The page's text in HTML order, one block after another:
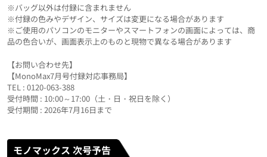
※バッグ以外は付録に含まれません
※付録の色みやデザイン、サイズは変更になる場合があります
※ご使用のパソコンのモニターやスマートフォンの画面によっては、商
品の色合いが、画面表示上のものと現物で異なる場合があります
【お問い合わせ先】
【MonoMax7月号付録対応事務局】
TEL : 0120-063-388
受付時間 : 10:00～17:00（土・日・祝日を除く）
受付期間 : 2026年7月16日まで
モノマックス 次号予告